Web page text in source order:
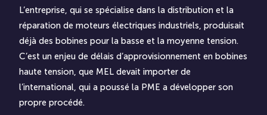
L’entreprise, qui se spécialise dans la distribution et la
réparation de moteurs électriques industriels, produisait
déjà des bobines pour la basse et la moyenne tension.
C’est un enjeu de délais d’approvisionnement en bobines
haute tension, que MEL devait importer de
l’international, qui a poussé la PME a développer son
propre procédé.